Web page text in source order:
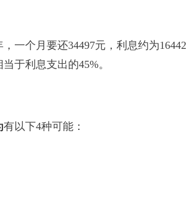
一个月要还34497元，利息约为16442
于利息支出的45%。
有以下4种可能：